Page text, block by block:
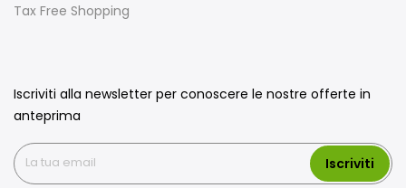
Tax Free Shopping
Iscriviti alla newsletter per conoscere le nostre offerte in
anteprima
Iscriviti